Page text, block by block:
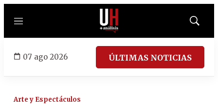
Menú
Mostrar
07 ago 2026 ÚLTIMAS NOTICIAS
Arte y Espectáculos